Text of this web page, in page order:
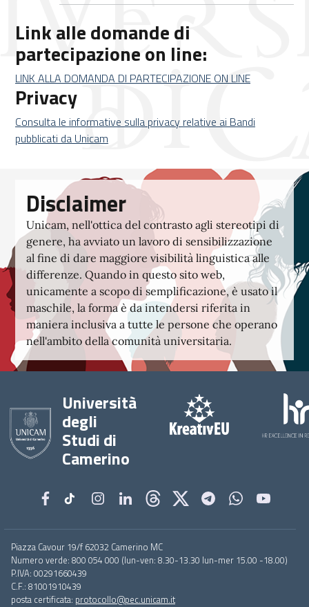
Link alle domande di
partecipazione on line:
LINK ALLA DOMANDA DI PARTECIPAZIONE ON LINE
Privacy
Consulta le informative sulla privacy relative ai Bandi
pubblicati da Unicam
Disclaimer
Unicam, nell'ottica del contrasto agli stereotipi di
genere, ha avviato un lavoro di sensibilizzazione
al fine di dare maggiore visibilità linguistica alle
differenze. Quando in questo sito web,
unicamente a scopo di semplificazione, è usato il
maschile, la forma è da intendersi riferita in
maniera inclusiva a tutte le persone che operano
nell'ambito della comunità universitaria.
Università
degli
Studi di
Camerino
Footer
menu
full
Piazza Cavour 19/f 62032 Camerino MC
Numero verde: 800 054 000 (lun-ven: 8.30-13.30 lun-mer 15.00 -18.00)
P.IVA: 00291660439
C.F.: 81001910439
posta certificata: protocollo@pec.unicam.it